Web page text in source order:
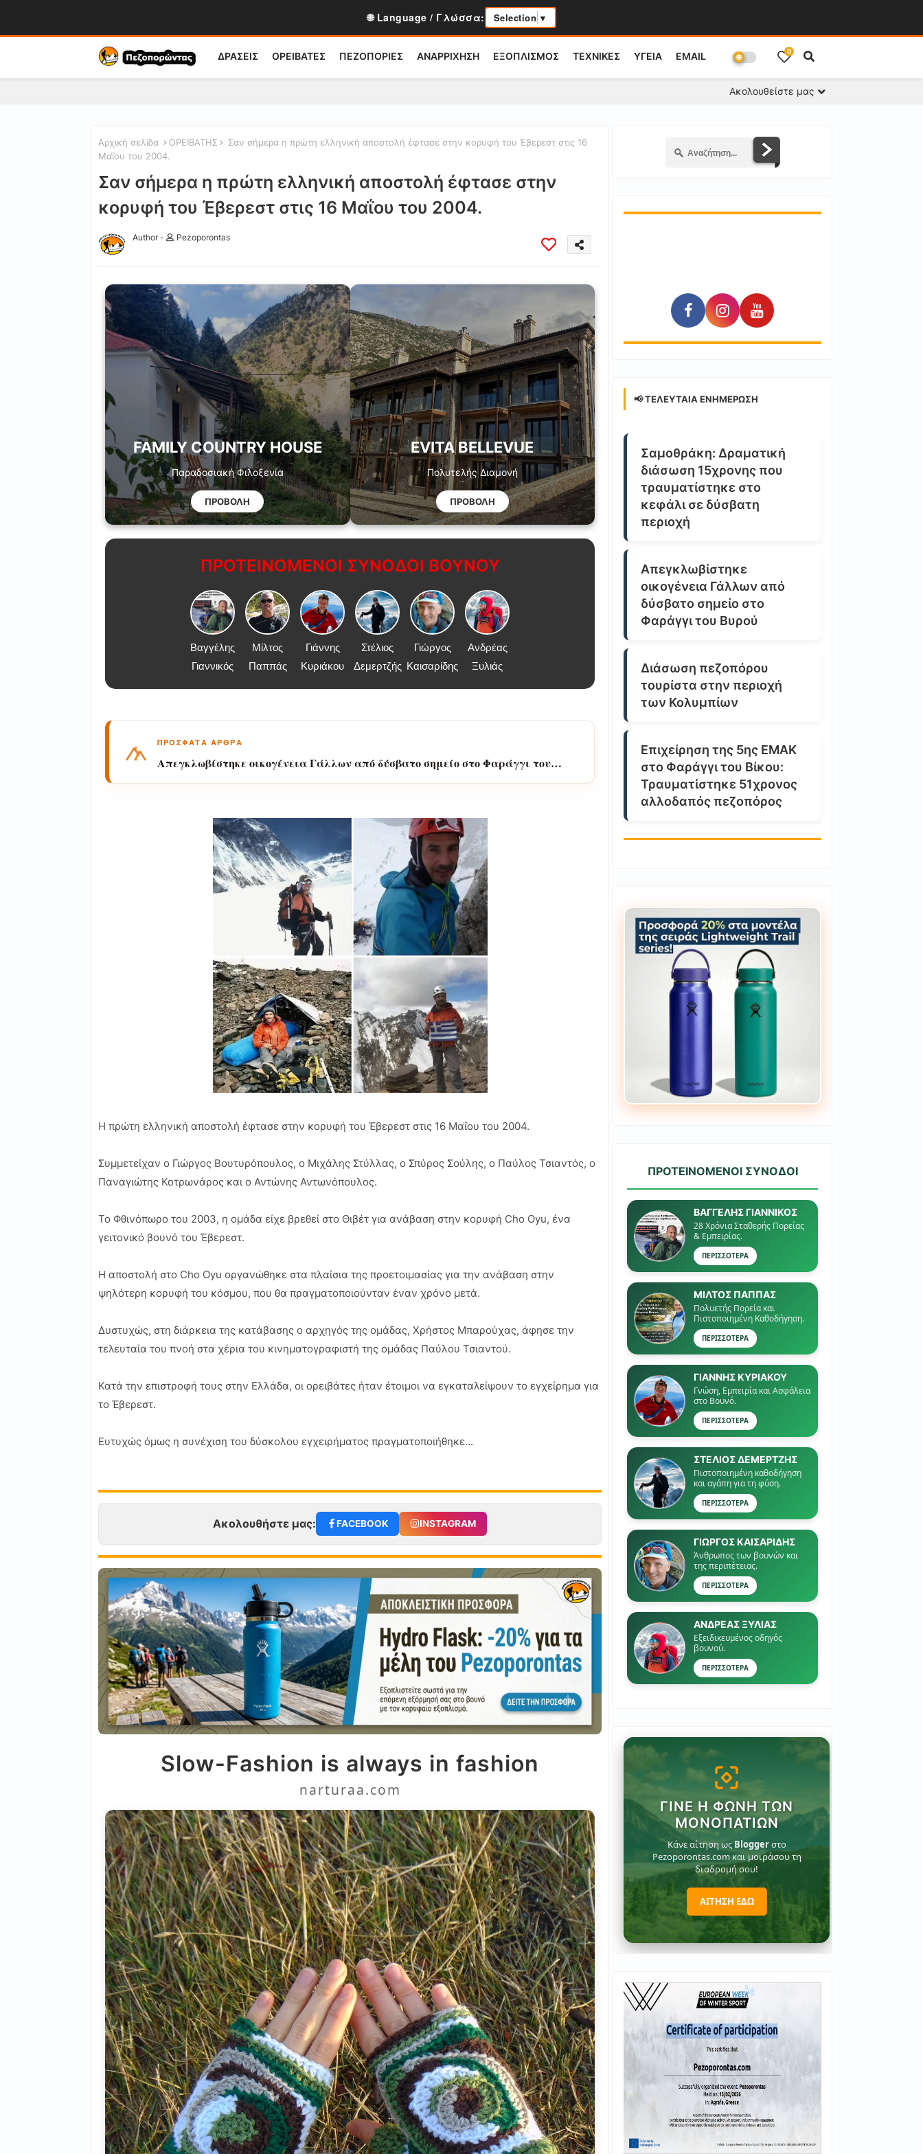
🌐 Language / Γλώσσα: Selection ▼
ΔΡΑΣΕΙΣ ΟΡΕΙΒΑΤΕΣ ΠΕΖΟΠΟΡΙΕΣ ΑΝΑΡΡΙΧΗΣΗ ΕΞΟΠΛΙΣΜΟΣ ΤΕΧΝΙΚΕΣ ΥΓΕΙΑ EMAIL 0
Ακολουθείστε μας
Αρχική σελίδα ΟΡΕΙΒΑΤΗΣ
Σαν σήμερα η πρώτη ελληνική αποστολή έφτασε στην κορυφή του Έβερεστ στις 16
Μαΐου του 2004.
Σαν σήμερα η πρώτη ελληνική αποστολή έφτασε στην
κορυφή του Έβερεστ στις 16 Μαΐου του 2004.
Author - Pezoporontas
FAMILY COUNTRY HOUSE
Παραδοσιακή Φιλοξενία
ΠΡΟΒΟΛΗ
EVITA BELLEVUE
Πολυτελής Διαμονή
ΠΡΟΒΟΛΗ
ΠΡΟΤΕΙΝΟΜΕΝΟΙ ΣΥΝΟΔΟΙ ΒΟΥΝΟΥ
Βαγγέλης
Γιαννικός
Μίλτος
Παππάς
Γιάννης
Κυριάκου
Στέλιος
Δεμερτζής
Γιώργος
Καισαρίδης
Ανδρέας
Ξυλιάς
ΠΡΟΣΦΑΤΑ ΑΡΘΡΑ
Απεγκλωβίστηκε οικογένεια Γάλλων από δύσβατο σημείο στο Φαράγγι του
Η πρώτη ελληνική αποστολή έφτασε στην κορυφή του Έβερεστ στις 16 Μαΐου του 2004.
Συμμετείχαν ο Γιώργος Βουτυρόπουλος, ο Μιχάλης Στύλλας, ο Σπύρος Σούλης, ο Παύλος Τσιαντός, ο
Παναγιώτης Κοτρωνάρος και ο Αντώνης Αντωνόπουλος.
Το Φθινόπωρο του 2003, η ομάδα είχε βρεθεί στο Θιβέτ για ανάβαση στην κορυφή Cho Oyu, ένα
γειτονικό βουνό του Έβερεστ.
Η αποστολή στο Cho Oyu οργανώθηκε στα πλαίσια της προετοιμασίας για την ανάβαση στην
ψηλότερη κορυφή του κόσμου, που θα πραγματοποιούνταν έναν χρόνο μετά.
Δυστυχώς, στη διάρκεια της κατάβασης ο αρχηγός της ομάδας, Χρήστος Μπαρούχας, άφησε την
τελευταία του πνοή στα χέρια του κινηματογραφιστή της ομάδας Παύλου Τσιαντού.
Κατά την επιστροφή τους στην Ελλάδα, οι ορειβάτες ήταν έτοιμοι να εγκαταλείψουν το εγχείρημα για
το Έβερεστ.
Ευτυχώς όμως η συνέχιση του δύσκολου εγχειρήματος πραγματοποιήθηκε...
Ακολουθήστε μας: FACEBOOK INSTAGRAM
Slow-Fashion is always in fashion
narturaa.com
📢 ΤΕΛΕΥΤΑΊΑ ΕΝΗΜΈΡΩΣΗ
Σαμοθράκη: Δραματική
διάσωση 15χρονης που
τραυματίστηκε στο
κεφάλι σε δύσβατη
περιοχή
Απεγκλωβίστηκε
οικογένεια Γάλλων από
δύσβατο σημείο στο
Φαράγγι του Βυρού
Διάσωση πεζοπόρου
τουρίστα στην περιοχή
των Κολυμπίων
Επιχείρηση της 5ης ΕΜΑΚ
στο Φαράγγι του Βίκου:
Τραυματίστηκε 51χρονος
αλλοδαπός πεζοπόρος
ΠΡΟΤΕΙΝΟΜΕΝΟΙ ΣΥΝΟΔΟΙ
ΒΑΓΓΕΛΗΣ ΓΙΑΝΝΙΚΟΣ
28 Χρόνια Σταθερής Πορείας
& Εμπειρίας.
ΠΕΡΙΣΣΟΤΕΡΑ
ΜΙΛΤΟΣ ΠΑΠΠΑΣ
Πολυετής Πορεία και
Πιστοποιημένη Καθοδήγηση.
ΠΕΡΙΣΣΟΤΕΡΑ
ΓΙΑΝΝΗΣ ΚΥΡΙΑΚΟΥ
Γνώση, Εμπειρία και Ασφάλεια
στο Βουνό.
ΠΕΡΙΣΣΟΤΕΡΑ
ΣΤΕΛΙΟΣ ΔΕΜΕΡΤΖΗΣ
Πιστοποιημένη καθοδήγηση
και αγάπη για τη φύση.
ΠΕΡΙΣΣΟΤΕΡΑ
ΓΙΏΡΓΟΣ ΚΑΙΣΑΡΙΔΗΣ
Άνθρωπος των βουνών και
της περιπέτειας.
ΠΕΡΙΣΣΟΤΕΡΑ
ΑΝΔΡΕΑΣ ΞΥΛΙΑΣ
Εξειδικευμένος οδηγός
βουνού.
ΠΕΡΙΣΣΟΤΕΡΑ
ΓΊΝΕ Η ΦΩΝΉ ΤΩΝ
ΜΟΝΟΠΑΤΙΏΝ
Κάνε αίτηση ως Bloggerστο
Pezoporontas.com και μοιράσου τη
διαδρομή σου!
ΑΙΤΗΣΗ ΕΔΩ